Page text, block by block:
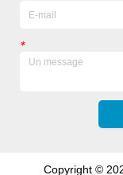
*
Copyright ©